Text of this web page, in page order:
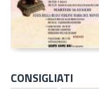
CONSIGLIATI